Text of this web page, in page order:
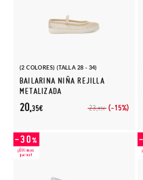
(2 COLORES) (TALLA 28 - 34)
BAILARINA NIÑA REJILLA
METALIZADA
23,95€ (-15%)
20,35€